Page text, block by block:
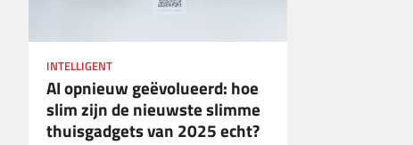
INTELLIGENT
AI opnieuw geëvolueerd: hoe
slim zijn de nieuwste slimme
thuisgadgets van 2025 echt?